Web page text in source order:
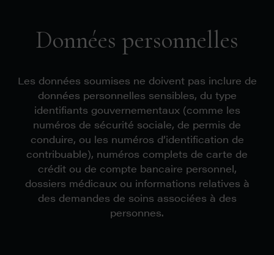
Données personnelles
Les données soumises ne doivent pas inclure de
données personnelles sensibles, du type
identifiants gouvernementaux (comme les
numéros de sécurité sociale, de permis de
conduire, ou les numéros d’identification de
contribuable), numéros complets de carte de
crédit ou de compte bancaire personnel,
dossiers médicaux ou informations relatives à
des demandes de soins associées à des
personnes.